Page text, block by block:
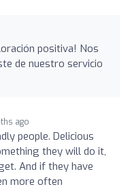
positiva! Nos
de nuestro servicio
ago
people. Delicious
they will do it,
And if they have
more often